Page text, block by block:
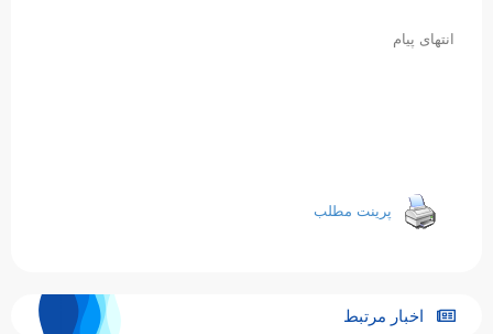
انتهای پیام
پرینت مطلب
اخبار مرتبط